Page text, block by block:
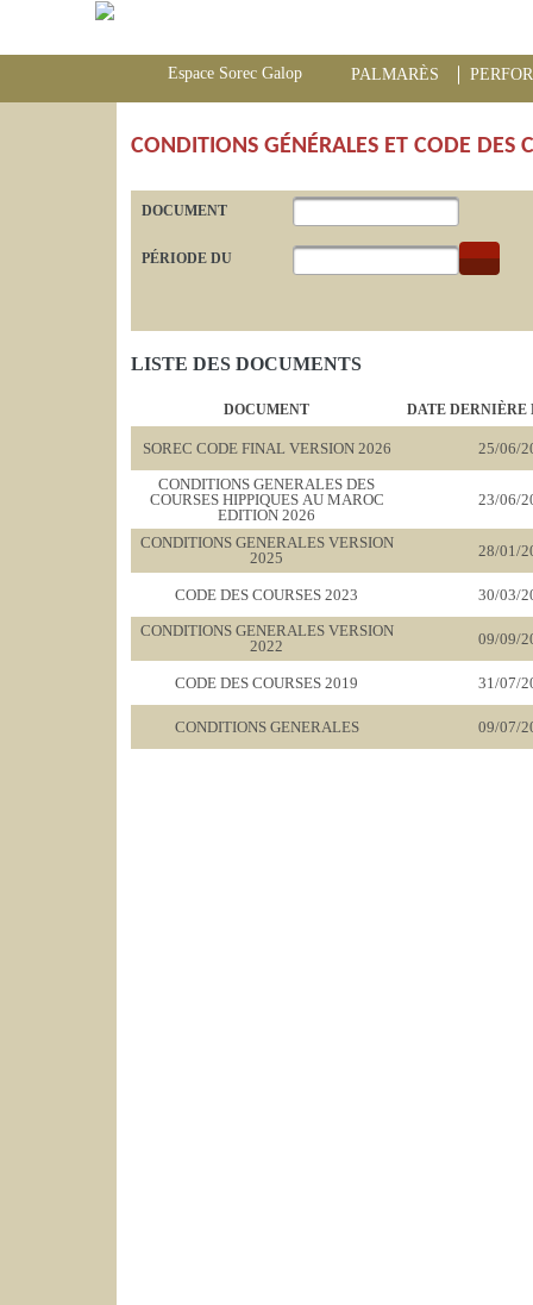
Espace Sorec Galop PALMARÈS
CONDITIONS GÉNÉRALES ET CODE DES
DOCUMENT
PÉRIODE DU
LISTE DES DOCUMENTS
DOCUMENT DATE DERNIÈRE
SOREC CODE FINAL VERSION 2026
25/06/
CONDITIONS GENERALES DES
COURSES HIPPIQUES AU MAROC
EDITION 2026
23/06/
CONDITIONS GENERALES VERSION
2025
28/01/
CODE DES COURSES 2023
30/03/
CONDITIONS GENERALES VERSION
2022
09/09/
CODE DES COURSES 2019 31/07/
CONDITIONS GENERALES 09/07/